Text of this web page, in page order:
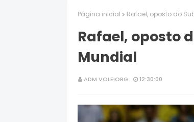
Página inicial Rafael, oposto do
Rafael, oposto
Mundial
ADM VOLEIORG 12:30:00